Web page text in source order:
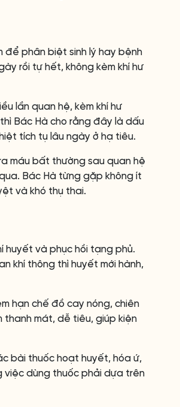
để phân biệt sinh lý hay bệnh
rồi tự hết, không kèm khí hư
lần quan hệ, kèm khí hư
Bác Hà cho rằng đây là dấu
tích tụ lâu ngày ở hạ tiêu.
máu bất thường sau quan hệ
Bác Hà từng gặp không ít
và khó thụ thai.
huyết và phục hồi tạng phủ.
khí thông thì huyết mới hành,
hạn chế đồ cay nóng, chiên
thanh mát, dễ tiêu, giúp kiện
bài thuốc hoạt huyết, hóa ứ,
việc dùng thuốc phải dựa trên